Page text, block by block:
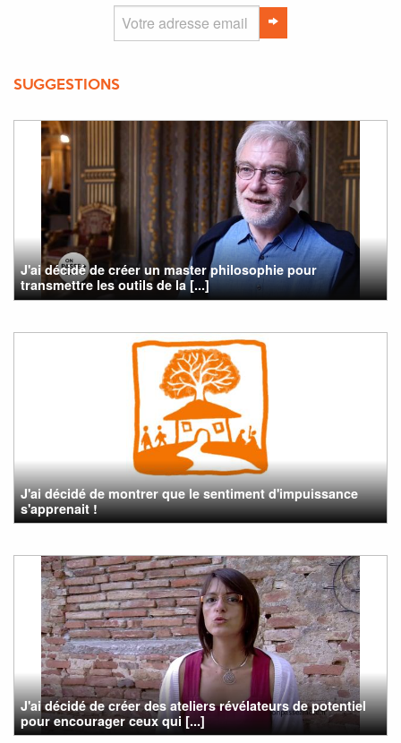
SUGGESTIONS
J'ai décidé de créer un master philosophie pour
transmettre les outils de la [...]
J'ai décidé de montrer que le sentiment d'impuissance
s'apprenait !
J'ai décidé de créer des ateliers révélateurs de potentiel
pour encourager ceux qui [...]